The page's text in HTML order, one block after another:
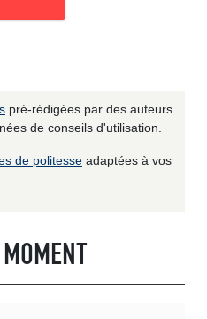
pré-rédigées par des auteurs
de conseils d'utilisation.
de politesse adaptées à vos